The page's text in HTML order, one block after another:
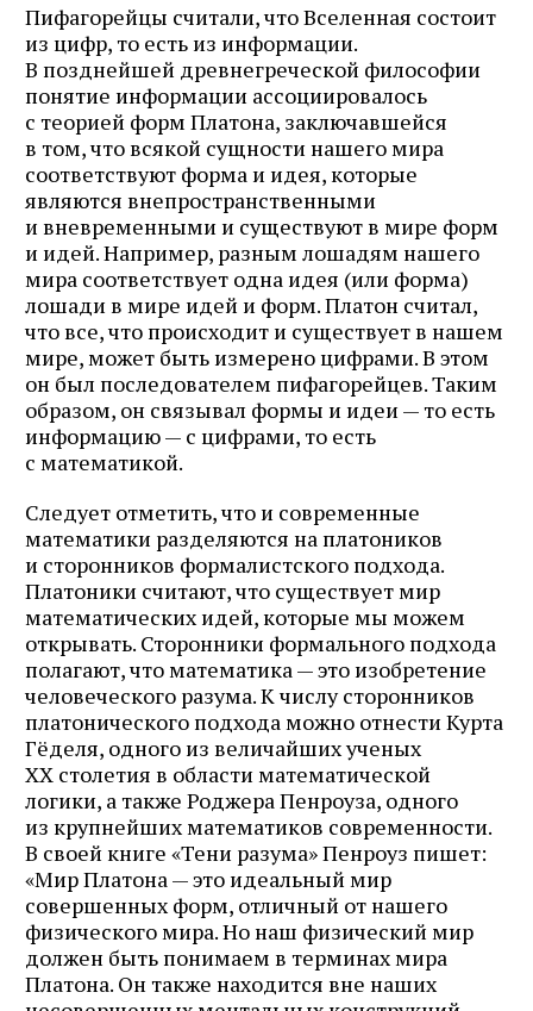
Пифагорейцы считали, что Вселенная состоит
из цифр, то есть из информации.
В позднейшей древнегреческой философии
понятие информации ассоциировалось
с теорией форм Платона, заключавшейся
в том, что всякой сущности нашего мира
соответствуют форма и идея, которые
являются внепространственными
и вневременными и существуют в мире форм
и идей. Например, разным лошадям нашего
мира соответствует одна идея (или форма)
лошади в мире идей и форм. Платон считал,
что все, что происходит и существует в нашем
мире, может быть измерено цифрами. В этом
он был последователем пифагорейцев. Таким
образом, он связывал формы и идеи — то есть
информацию — с цифрами, то есть
с математикой.
Следует отметить, что и современные
математики разделяются на платоников
и сторонников формалистского подхода.
Платоники считают, что существует мир
математических идей, которые мы можем
открывать. Сторонники формального подхода
полагают, что математика — это изобретение
человеческого разума. К числу сторонников
платонического подхода можно отнести Курта
Гёделя, одного из величайших ученых
XX столетия в области математической
логики, а также Роджера Пенроуза, одного
из крупнейших математиков современности.
В своей книге «Тени разума» Пенроуз пишет:
«Мир Платона — это идеальный мир
совершенных форм, отличный от нашего
физического мира. Но наш физический мир
должен быть понимаем в терминах мира
Платона. Он также находится вне наших
Журнал ЛЕХАИМ в вашем
email
Подпишитесь на рассылку журнала ЛЕХАИМ и получайте
самые интересные публикации с сайта по электронной